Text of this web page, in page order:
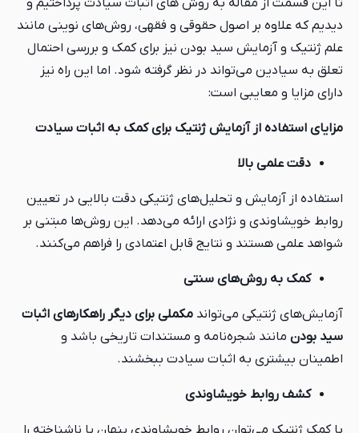
تا این قسمت از مقاله به روش های اثبات سیادت پرداختیم و
دیدیم که علاوه بر اصول حقوقی و فقهی، روش‌های نوینی مانند
علم ژنتیک و آزمایش سید بودن نیز برای کمک و بررسی احتمال
تعلق به سیادین می‌تواند در نظر گرفته شود. اما این راه نیز
دارای مزایا و معایبی است:
مزایای استفاده از آزمایش ژنتیک برایکمک به اثبات سیادت
دقت علمی بالا
استفاده از آزمایش و تحلیل‌های ژنتیکی دقت بالایی در تعیین
روابط خویشاوندی و نژادی ارائه می‌دهد. این روش‌ها مبتنی بر
شواهد علمی هستند و نتایج قابل اعتمادی را فراهم می‌کنند.
کمک به روش‌های سنتی
آزمایش‌های ژنتیکی می‌تواند مکملی برای دیگر راهکارهای اثبات
سید بودن مانند شجره‌نامه و مستندات تاریخی باشد و
اطمینان بیشتری به اثبات سیادت ببخشند.
کشف روابط خویشاوندی